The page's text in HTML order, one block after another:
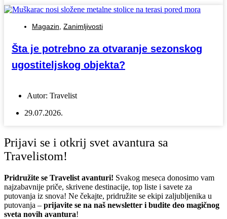
Magazin Zanimljivosti
Šta je potrebno za otvaranje sezonskog
ugostiteljskog objekta?
Autor: Travelist
29.07.2026.
Prijavi se i otkrij svet avantura sa
Travelistom!
Pridružite se Travelist avanturi! Svakog meseca donosimo vam
najzabavnije priče, skrivene destinacije, top liste i savete za
putovanja iz snova! Ne čekajte, pridružite se ekipi zaljubljenika u
putovanja – prijavite se na naš newsletter i budite deo magičnog
sveta novih avantura!